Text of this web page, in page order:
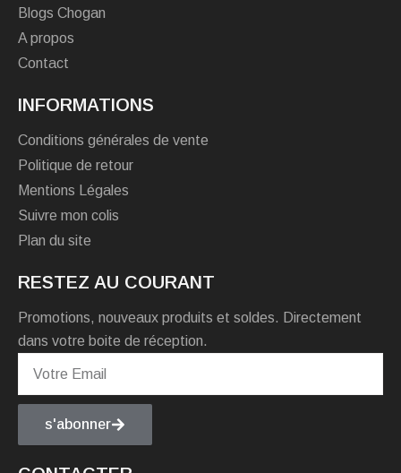
Blogs Chogan
A propos
Contact
INFORMATIONS
Conditions générales de vente
Politique de retour
Mentions Légales
Suivre mon colis
Plan du site
RESTEZ AU COURANT
Promotions, nouveaux produits et soldes. Directement
dans votre boite de réception.
s'abonner